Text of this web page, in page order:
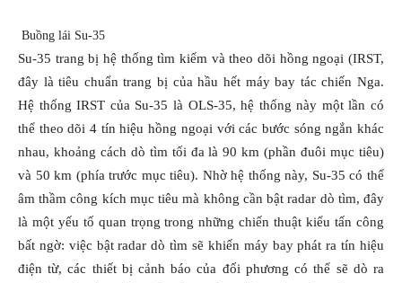
Buồng lái Su-35
Su-35 trang bị hệ thống tìm kiếm và theo dõi hồng ngoại (IRST,
đây là tiêu chuẩn trang bị của hầu hết máy bay tác chiến Nga.
Hệ thống IRST của Su-35 là OLS-35, hệ thống này một lần có
thể theo dõi 4 tín hiệu hồng ngoại với các bước sóng ngắn khác
nhau, khoảng cách dò tìm tối đa là 90 km (phần đuôi mục tiêu)
và 50 km (phía trước mục tiêu). Nhờ hệ thống này, Su-35 có thể
âm thầm công kích mục tiêu mà không cần bật radar dò tìm, đây
là một yếu tố quan trọng trong những chiến thuật kiểu tấn công
bất ngờ: việc bật radar dò tìm sẽ khiến máy bay phát ra tín hiệu
điện từ, các thiết bị cảnh báo của đối phương có thể sẽ dò ra